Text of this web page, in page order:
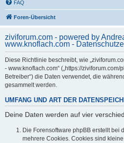
FAQ
Foren-Übersicht
ziviforum.com - powered by
www.knoflach.com -
Diese Richtlinie beschreibt, wie
- www.knoflach.com“ („https://ziviforum.com/
Betreiber“) die Daten verwendet, die
gesammelt werden.
UMFANG UND ART DER
Deine Daten werden auf vier
Die Forensoftware phpBB erstellt bei
mehrere Cookies. Cookies sind